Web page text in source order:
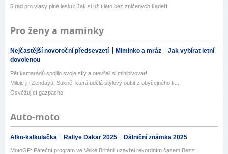
5 rad pro vlasy plné lesku: Jak si užít léto bez zničených kadeří
Pro ženy a maminky
Nejčastější novoroční předsevzetí Miminko a mráz
Jak vybírat letní
dovolenou
Pět kamarádů spojilo svoje síly a otevřeli si minipivovar!
Miluje ji i Zendaya! Sukně, která udělá stylový outfit z obyčejného tr...
Osvěžující gazpacho
Auto-moto
Alko-kalkulačka Rallye Dakar 2025 Dálniční známka 2025
MotoGP: Páteční program ve Velké Británii uzavřel rekordním časem Bezz...